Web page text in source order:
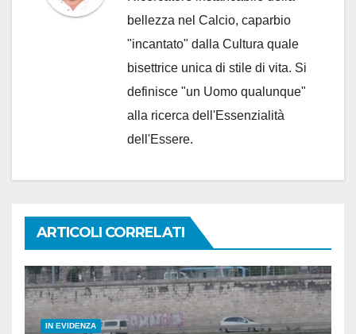
bellezza nel Calcio, caparbio
"incantato" dalla Cultura quale
bisettrice unica di stile di vita. Si
definisce "un Uomo qualunque"
alla ricerca dell'Essenzialità
dell'Essere.
ARTICOLI CORRELATI
IN EVIDENZA